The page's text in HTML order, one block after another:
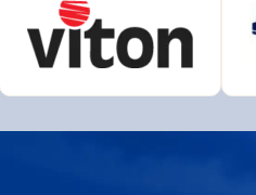
Chempro Peterka